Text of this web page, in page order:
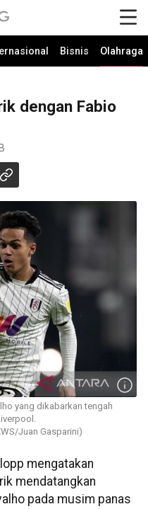
Bisnis Olahraga
dengan Fabio
yang dikabarkan tengah
Juan Gasparini)
mengatakan
mendatangkan
pada musim panas